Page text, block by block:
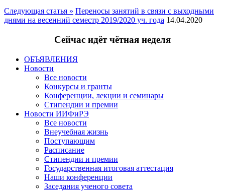
Следующая статья » Переносы занятий в связи с выходными
днями на весенний семестр 2019/2020 уч. года 14.04.2020
Сейчас идёт чётная неделя
ОБЪЯВЛЕНИЯ
Новости
Все новости
Конкурсы и гранты
Конференции, лекции и семинары
Стипендии и премии
Новости ИИФиРЭ
Все новости
Внеучебная жизнь
Поступающим
Расписание
Стипендии и премии
Государственная итоговая аттестация
Наши конференции
Заседания ученого совета